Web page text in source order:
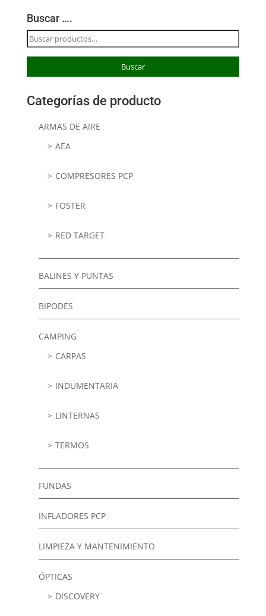
Buscar ….
Buscar
por:
Buscar
Categorías de producto
ARMAS DE AIRE
AEA
COMPRESORES PCP
FOSTER
RED TARGET
BALINES Y PUNTAS
BIPODES
CAMPING
CARPAS
INDUMENTARIA
LINTERNAS
TERMOS
FUNDAS
INFLADORES PCP
LIMPIEZA Y MANTENIMIENTO
ÓPTICAS
DISCOVERY